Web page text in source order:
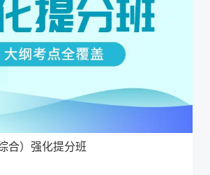
合）强化提分班